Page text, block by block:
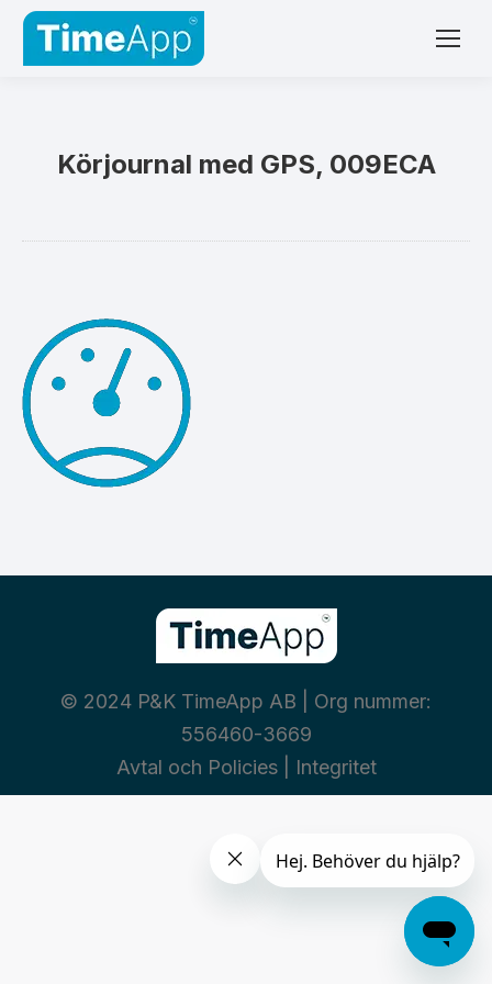
Körjournal med GPS, 009ECA
© 2024 P&K TimeApp AB | Org nummer:
556460-3669
Avtal och Policies| Integritet